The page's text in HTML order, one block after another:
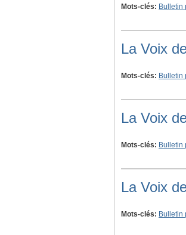
Mots-clés: Bulletin
La Voix
Mots-clés: Bulletin
La Voix
Mots-clés: Bulletin
La Voix
Mots-clés: Bulletin